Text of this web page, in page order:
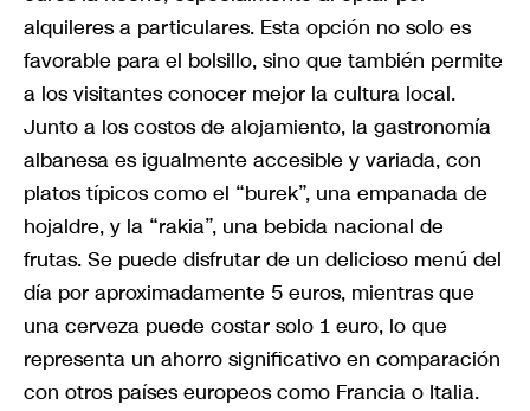
alquileres a particulares. Esta opción no solo es
favorable para el bolsillo, sino que también permite
a los visitantes conocer mejor la cultura local.
Junto a los costos de alojamiento, la gastronomía
albanesa es igualmente accesible y variada, con
platos típicos como el “burek”, una empanada de
hojaldre, y la “rakia”, una bebida nacional de
frutas. Se puede disfrutar de un delicioso menú del
día por aproximadamente 5 euros, mientras que
una cerveza puede costar solo 1 euro, lo que
representa un ahorro significativo en comparación
con otros países europeos como Francia o Italia.